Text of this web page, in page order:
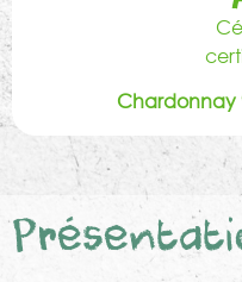
Chardonnay